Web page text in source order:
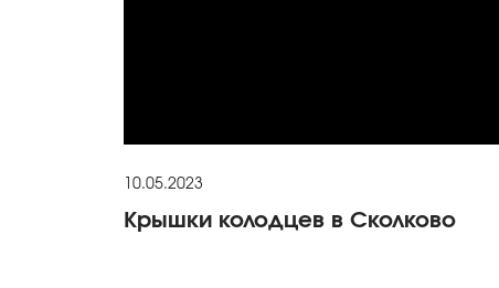
10.05.2023
Крышки колодцев в Сколково